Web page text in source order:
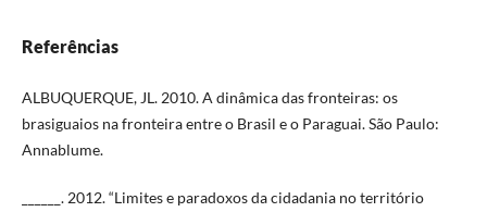
Referências
ALBUQUERQUE, JL. 2010. A dinâmica das fronteiras: os
brasiguaios na fronteira entre o Brasil e o Paraguai. São Paulo:
Annablume.
______. 2012. “Limites e paradoxos da cidadania no território